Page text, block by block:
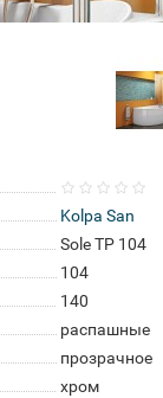
Kolpa San
Sole TP 104
104
140
распашные
прозрачное
хром